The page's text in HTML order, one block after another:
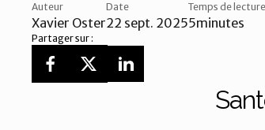
Auteur
Xavier Oster
Date
22 sept. 2025
Temps de lecture
5minutes
Partager sur :